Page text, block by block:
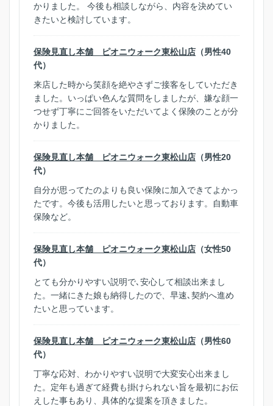
かりました。 今後も相談しながら、内容を決めてい
きたいと検討しています。
保険見直し本舗 ピオニウォーク東松山店 （男性40
代）
来店した時から笑顔を絶やさずご接客をしていただき
ました。いっぱい色んな質問をしましたが、嫌な顔一
つせず丁寧にご回答をいただいてよく保険のことが分
かりました。
保険見直し本舗 ピオニウォーク東松山店 （男性20
代）
自分が思ってたのよりも良い保険に加入できてよかっ
たです。今後も活用したいと思っております。自動車
保険など。
保険見直し本舗 ピオニウォーク東松山店 （女性50
代）
とても分かりやすい説明で､安心して相談出来まし
た。一緒にきた娘も納得したので、早速､契約へ進め
たいと思っています。
保険見直し本舗 ピオニウォーク東松山店 （男性60
代）
丁寧な応対、わかりやすい説明で大変安心出来まし
た。定年も過ぎて経費も掛けられない旨を最初にお伝
えした事もあり、具体的な提案を頂きました。